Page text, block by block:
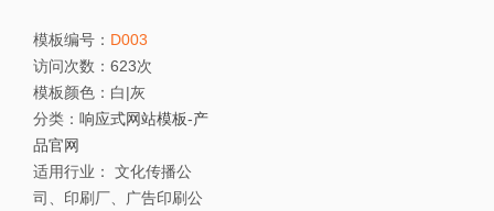
模板编号： D003
访问次数： 623次
模板颜色： 白|灰
分类： 响应式网站模板-产
品官网
适用行业： 文化传播公
司、印刷厂、广告印刷公